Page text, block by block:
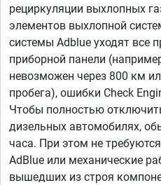
рециркуляции выхлопных
элементов выхлопной
системы Adblue уходят все
приборной панели
невозможен через 800 км
пробега), ошибки Check
Чтобы полностью
дизельных автомобилях,
часа. При этом не
AdBlue или механические
вышедших из строя